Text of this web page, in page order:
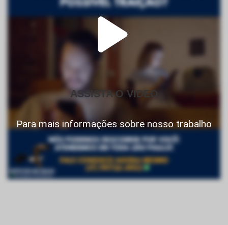
ASSISTA O VIDEO
Para mais informações sobre nosso trabalho